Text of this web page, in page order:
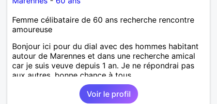
Femme célibataire de 60 ans recherche rencontre
amoureuse
Bonjour ici pour du dial avec des hommes habitant
autour de Marennes et dans une recherche amical
car je suis veuve depuis 1 an. Je ne répondrai pas
aux autres, bonne chance à tous.
Voir le profil